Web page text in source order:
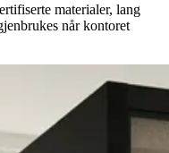
materialer, lang
når kontoret